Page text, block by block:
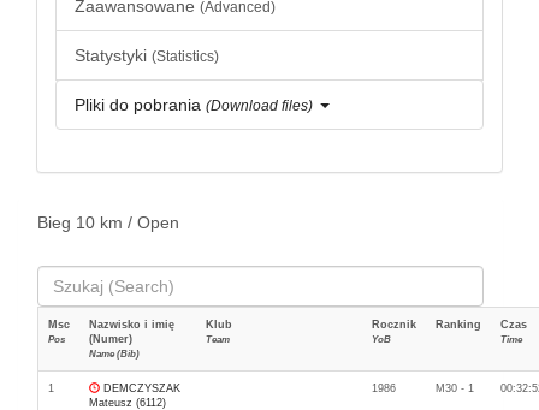
Zaawansowane (Advanced)
Statystyki (Statistics)
Pliki do pobrania (Download files)
Bieg 10 km / Open
Msc
Pos
Nazwisko i imię
(Numer)
Name (Bib)
Klub
Team
Rocznik
YoB
Ranking Czas
Time
1
DEMCZYSZAK
Mateusz (6112)
1986 M30 - 1